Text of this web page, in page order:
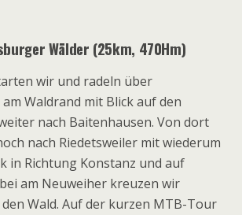
Wälder (25km, 470Hm)
wir und radeln über
Waldrand mit Blick auf den
nach Baitenhausen. Von dort
nach Riedetsweiler mit wiederum
in Richtung Konstanz und auf
am Neuweiher kreuzen wir
Wald. Auf der kurzen MTB-Tour